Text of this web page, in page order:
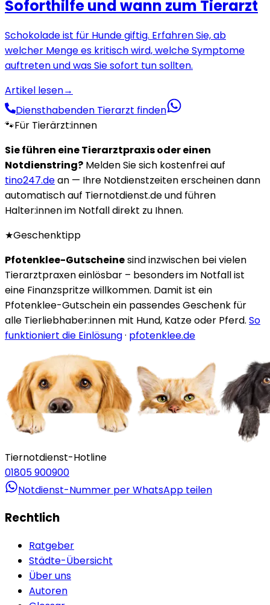
Soforthilfe und wann zum Tierarzt
Schokolade ist für Hunde giftig. Erfahren Sie, ab
welcher Menge es kritisch wird, welche Symptome
auftreten und was Sie sofort tun sollten.
Artikel lesen→
Diensthabenden Tierarzt finden
🐾Für Tierärzt:innen
Sie führen eine Tierarztpraxis oder einen
Notdienstring? Melden Sie sich kostenfrei auf
tino247.dean — Ihre Notdienstzeiten erscheinen dann
automatisch auf Tiernotdienst.de und führen
Halter:innen im Notfall direkt zu Ihnen.
★Geschenktipp
Pfotenklee-Gutscheinesind inzwischen bei vielen
Tierarztpraxen einlösbar – besonders im Notfall ist
eine Finanzspritze willkommen. Damit ist ein
Pfotenklee-Gutschein ein passendes Geschenk für
alle Tierliebhaber:innen mit Hund, Katze oder Pferd. So
funktioniert die Einlösung· pfotenklee.de
Tiernotdienst-Hotline
01805 900900
Notdienst-Nummer per WhatsApp teilen
Rechtlich
Ratgeber
Städte-Übersicht
Über uns
Autoren